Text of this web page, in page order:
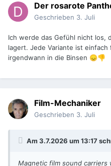
Der rosarote
Geschrieben 3. Juli
Ich werde das Gefühl nicht los,
lagert. Jede Variante ist
irgendwann in die Binsen 😞👎
Film-Mechaniker
Geschrieben 3. Juli
Am 3.7.2026 um 13:17
Magnetic film sound carriers